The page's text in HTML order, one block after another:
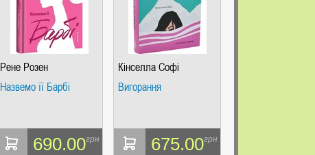
Рене Розен
Назвемо її Барбі
690.00грн
Кінселла Софі
Вигорання
675.00грн